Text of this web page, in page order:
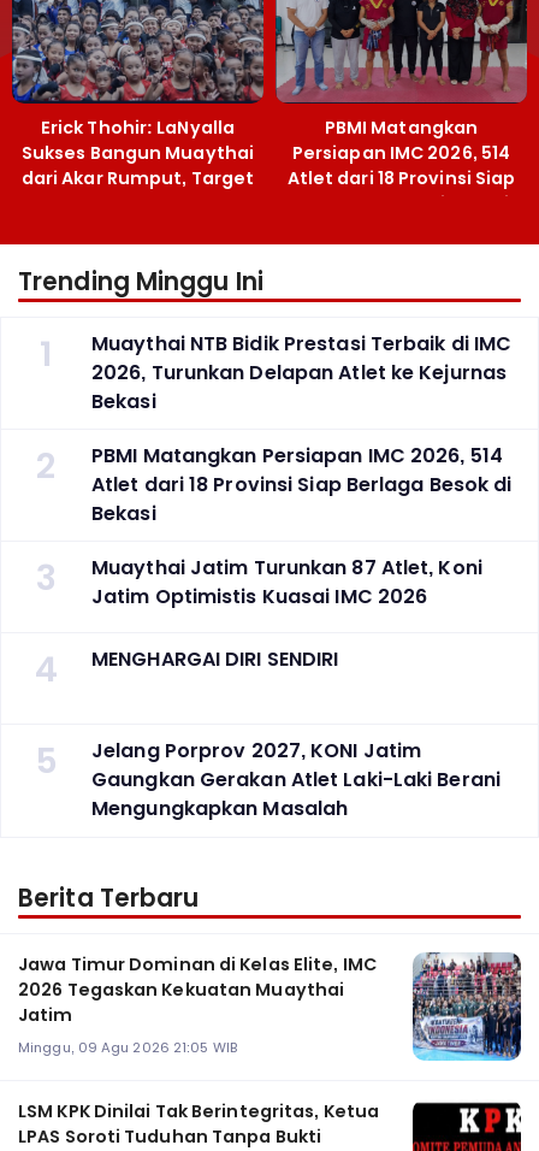
Erick Thohir: LaNyalla
Sukses Bangun Muaythai
dari Akar Rumput, Target
PBMI Matangkan
Persiapan IMC 2026, 514
Atlet dari 18 Provinsi Siap
Berlaga Besok di Bekasi
Trending Minggu Ini
1
Muaythai NTB Bidik Prestasi Terbaik di IMC
2026, Turunkan Delapan Atlet ke Kejurnas
Bekasi
2
PBMI Matangkan Persiapan IMC 2026, 514
Atlet dari 18 Provinsi Siap Berlaga Besok di
Bekasi
3
Muaythai Jatim Turunkan 87 Atlet, Koni
Jatim Optimistis Kuasai IMC 2026
4 MENGHARGAI DIRI SENDIRI
5
Jelang Porprov 2027, KONI Jatim
Gaungkan Gerakan Atlet Laki-Laki Berani
Mengungkapkan Masalah
Berita Terbaru
Jawa Timur Dominan di Kelas Elite, IMC
2026 Tegaskan Kekuatan Muaythai
Jatim
Minggu, 09 Agu 2026 21:05 WIB
LSM KPK Dinilai Tak Berintegritas, Ketua
LPAS Soroti Tuduhan Tanpa Bukti